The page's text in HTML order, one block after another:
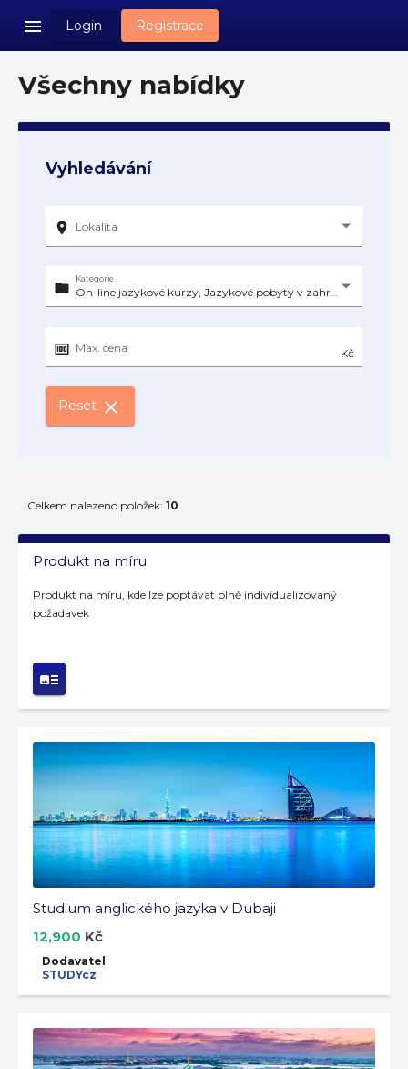
menu Login Registrace
Všechny nabídky
Vyhledávání
location_on Lokalita
folder On-line jazykové kurzy, Jazykové pobyty v zahraničí
Kategorie
money Max. cena Kč
Reset close
Celkem nalezeno položek: 10
Produkt na míru
Produkt na míru, kde lze poptávat plně individualizovaný
požadavek
art_track
Studium anglického jazyka v Dubaji
12,900 Kč
Dodavatel
STUDYcz